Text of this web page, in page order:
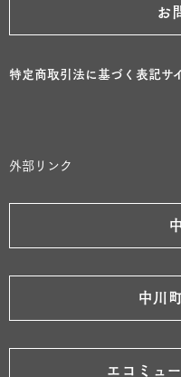
お
特定商取引法に基づく表記サ
外部リンク
中川
エコミュ